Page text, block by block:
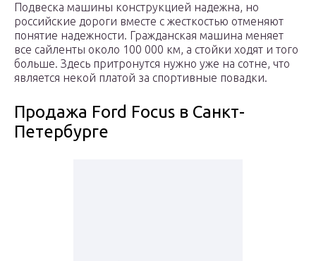
Подвеска машины конструкцией надежна, но
российские дороги вместе с жесткостью отменяют
понятие надежности. Гражданская машина меняет
все сайленты около 100 000 км, а стойки ходят и того
больше. Здесь притронутся нужно уже на сотне, что
является некой платой за спортивные повадки.
Продажа Ford Focus в Санкт-
Петербурге